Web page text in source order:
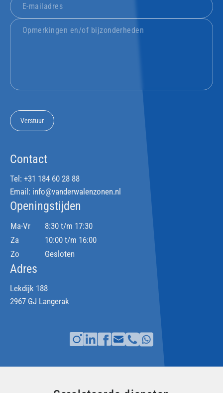
Verstuur
Contact
Tel: +31 184 60 28 88
Email: info@vanderwalenzonen.nl
Openingstijden
Ma-Vr
8:30 t/m 17:30
Za
10:00 t/m 16:00
Zo
Gesloten
Adres
Lekdijk 188
2967 GJ Langerak